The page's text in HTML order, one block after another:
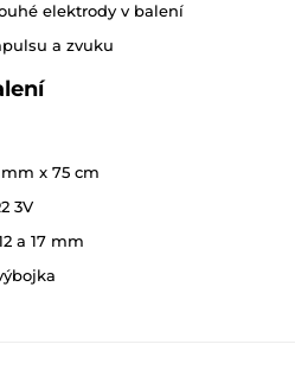
elektrody v balení
a zvuku
x 75 cm
3V
a 17 mm